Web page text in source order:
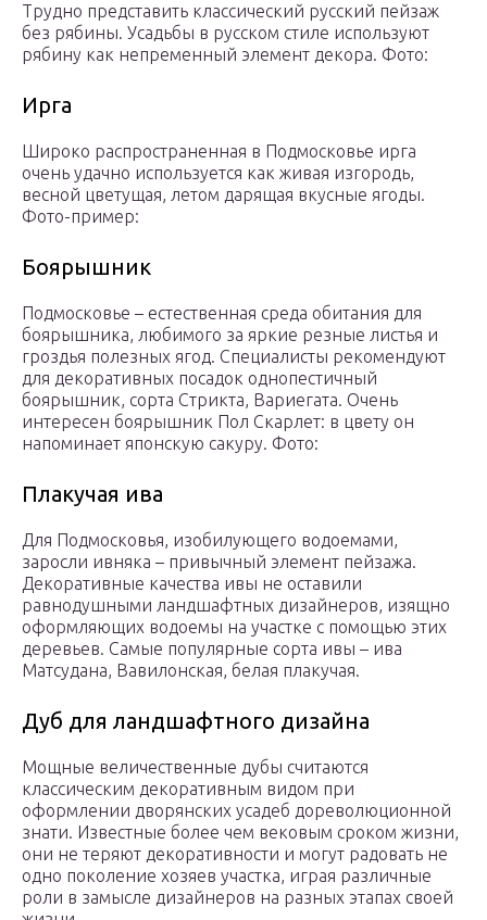
Трудно представить классический русский пейзаж
без рябины. Усадьбы в русском стиле используют
рябину как непременный элемент декора. Фото:
Ирга
Широко распространенная в Подмосковье ирга
очень удачно используется как живая изгородь,
весной цветущая, летом дарящая вкусные ягоды.
Фото-пример:
Боярышник
Подмосковье – естественная среда обитания для
боярышника, любимого за яркие резные листья и
гроздья полезных ягод. Специалисты рекомендуют
для декоративных посадок однопестичный
боярышник, сорта Стрикта, Вариегата. Очень
интересен боярышник Пол Скарлет: в цвету он
напоминает японскую сакуру. Фото:
Плакучая ива
Для Подмосковья, изобилующего водоемами,
заросли ивняка – привычный элемент пейзажа.
Декоративные качества ивы не оставили
равнодушными ландшафтных дизайнеров, изящно
оформляющих водоемы на участке с помощью этих
деревьев. Самые популярные сорта ивы – ива
Матсудана, Вавилонская, белая плакучая.
Дуб для ландшафтного дизайна
Мощные величественные дубы считаются
классическим декоративным видом при
оформлении дворянских усадеб дореволюционной
знати. Известные более чем вековым сроком жизни,
они не теряют декоративности и могут радовать не
одно поколение хозяев участка, играя различные
роли в замысле дизайнеров на разных этапах своей